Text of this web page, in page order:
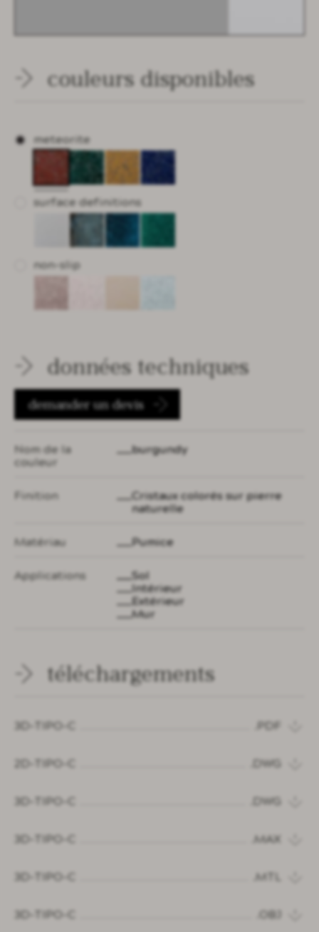
couleurs disponibles
meteorite
surface definitions
non-slip
données techniques
demander un devis
Nom de la
couleur
burgundy
Finition
Cristaux colorés sur pierre
naturelle
Matériau Pumice
Applications
Sol
Intérieur
Extérieur
Mur
téléchargements
3D-TIPO-C .PDF
2D-TIPO-C .DWG
3D-TIPO-C .DWG
3D-TIPO-C .MAX
3D-TIPO-C
3D-TIPO-C